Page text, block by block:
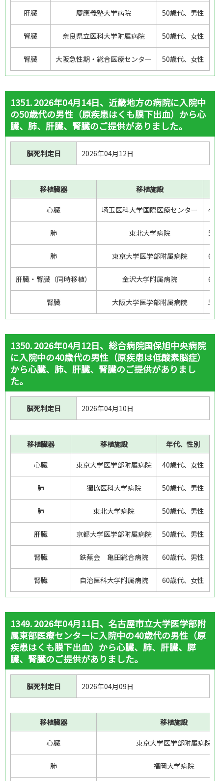
肝臓 慶應義塾大学病院 50歳代、男性
腎臓 奈良県立医科大学附属病院 50歳代、女性
腎臓 大阪急性期・総合医療センター 50歳代、女性
1351. 2026年04月14日、近畿地方の病院に入院中
の50歳代の男性（原疾患はくも膜下出血）から心
臓、肺、肝臓、腎臓のご提供がありました。
脳死判定日 2026年04月12日
移植臓器 移植施設
心臓 埼玉医科大学国際医療センター 40
肺 東北大学病院 50
肺 東京大学医学部附属病院 60
肝臓・腎臓（同時移植） 金沢大学附属病院 60
腎臓 大阪大学医学部附属病院 50
1350. 2026年04月12日、総合病院国保旭中央病院
に入院中の40歳代の男性（原疾患は低酸素脳症）
から心臓、肺、肝臓、腎臓のご提供がありまし
た。
脳死判定日 2026年04月10日
移植臓器 移植施設 年代、性別
心臓 東京大学医学部附属病院 40歳代、女性
肺 獨協医科大学病院 50歳代、男性
肺 東北大学病院 50歳代、男性
肝臓 京都大学医学部附属病院 50歳代、男性
腎臓 鉄蕉会 亀田総合病院 60歳代、男性
腎臓 自治医科大学附属病院 60歳代、女性
1349. 2026年04月11日、名古屋市立大学医学部附
属東部医療センターに入院中の40歳代の男性（原
疾患はくも膜下出血）から心臓、肺、肝臓、膵
臓、腎臓のご提供がありました。
脳死判定日 2026年04月09日
移植臓器 移植施設
心臓 東京大学医学部附属病院
肺 福岡大学病院